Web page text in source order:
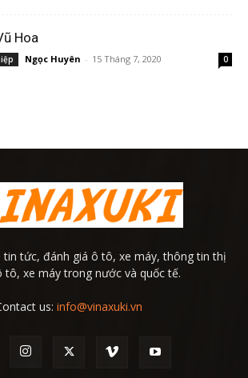
Hoa
Ngọc Huyên - 15 Tháng 7, 2020 0
tin tức, đánh giá ô tô, xe máy, thông tin thị
tô, xe máy trong nước và quốc tế.
us: info@vinaxuki.vn